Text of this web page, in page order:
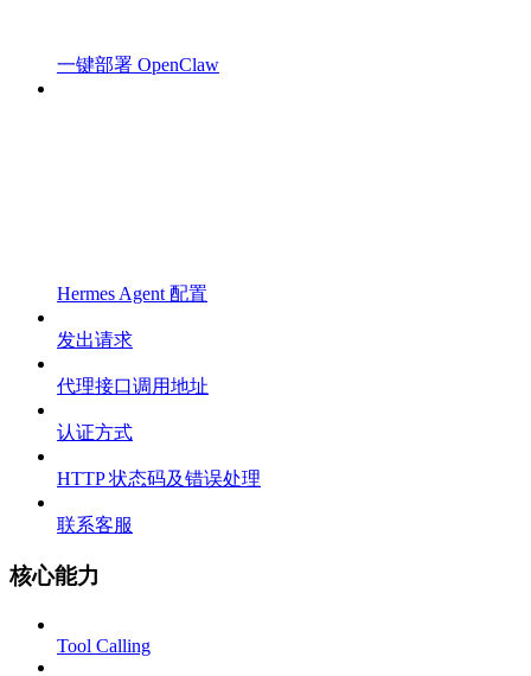
一键部署 OpenClaw
Hermes Agent 配置
发出请求
代理接口调用地址
认证方式
HTTP 状态码及错误处理
联系客服
核心能力
Tool Calling